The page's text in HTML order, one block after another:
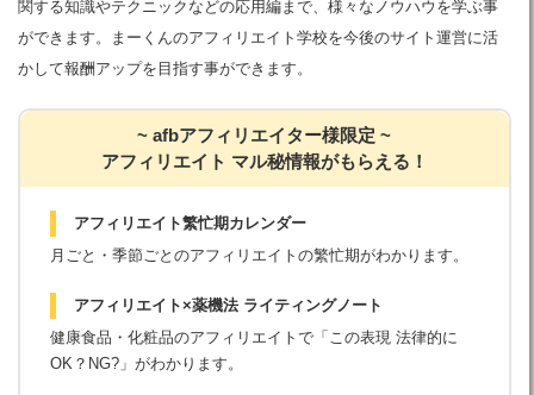
関する知識やテクニックなどの応用編まで、様々なノウハウを学ぶ事
ができます。まーくんのアフィリエイト学校を今後のサイト運営に活
かして報酬アップを目指す事ができます。
~ afbアフィリエイター様限定 ~
アフィリエイト マル秘情報がもらえる！
アフィリエイト繁忙期カレンダー
月ごと・季節ごとのアフィリエイトの繁忙期がわかります。
アフィリエイト×薬機法 ライティングノート
健康食品・化粧品のアフィリエイトで「この表現 法律的に
OK？NG?」がわかります。